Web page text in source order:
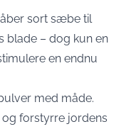
sort sæbe til
blade – dog kun en
en endnu
med måde.
forstyrre jordens